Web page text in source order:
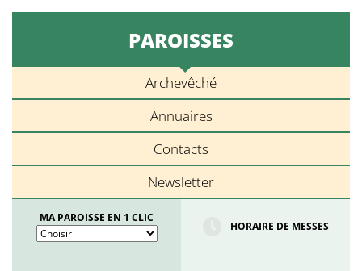
PAROISSES
Archevêché
Annuaires
Contacts
Newsletter
MA PAROISSE EN 1 CLIC
HORAIRE DE MESSES